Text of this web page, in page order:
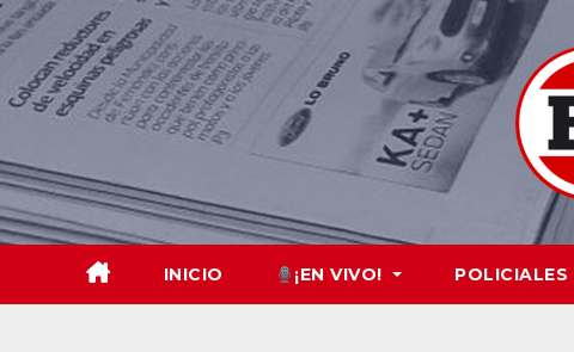
Skip
to
content
INICIO ¡EN VIVO! POLICIALES